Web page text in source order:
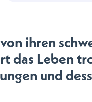
ihren
das Leben
und